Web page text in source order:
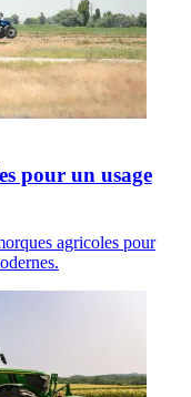
pour un usage
agricoles pour